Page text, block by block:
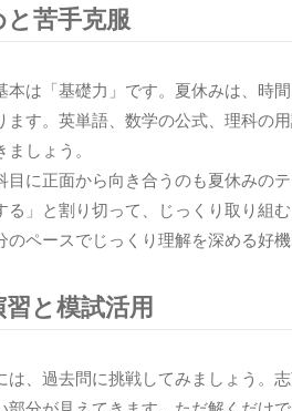
苦手克服
本は「基礎力」です。夏休みは、時
ます。英単語、数学の公式、理科の
しょう。
目に正面から向き合うのも夏休みの
る」と割り切って、じっくり取り組
のペースでじっくり理解を深める好機
と模試活用
は、過去問に挑戦してみましょう。